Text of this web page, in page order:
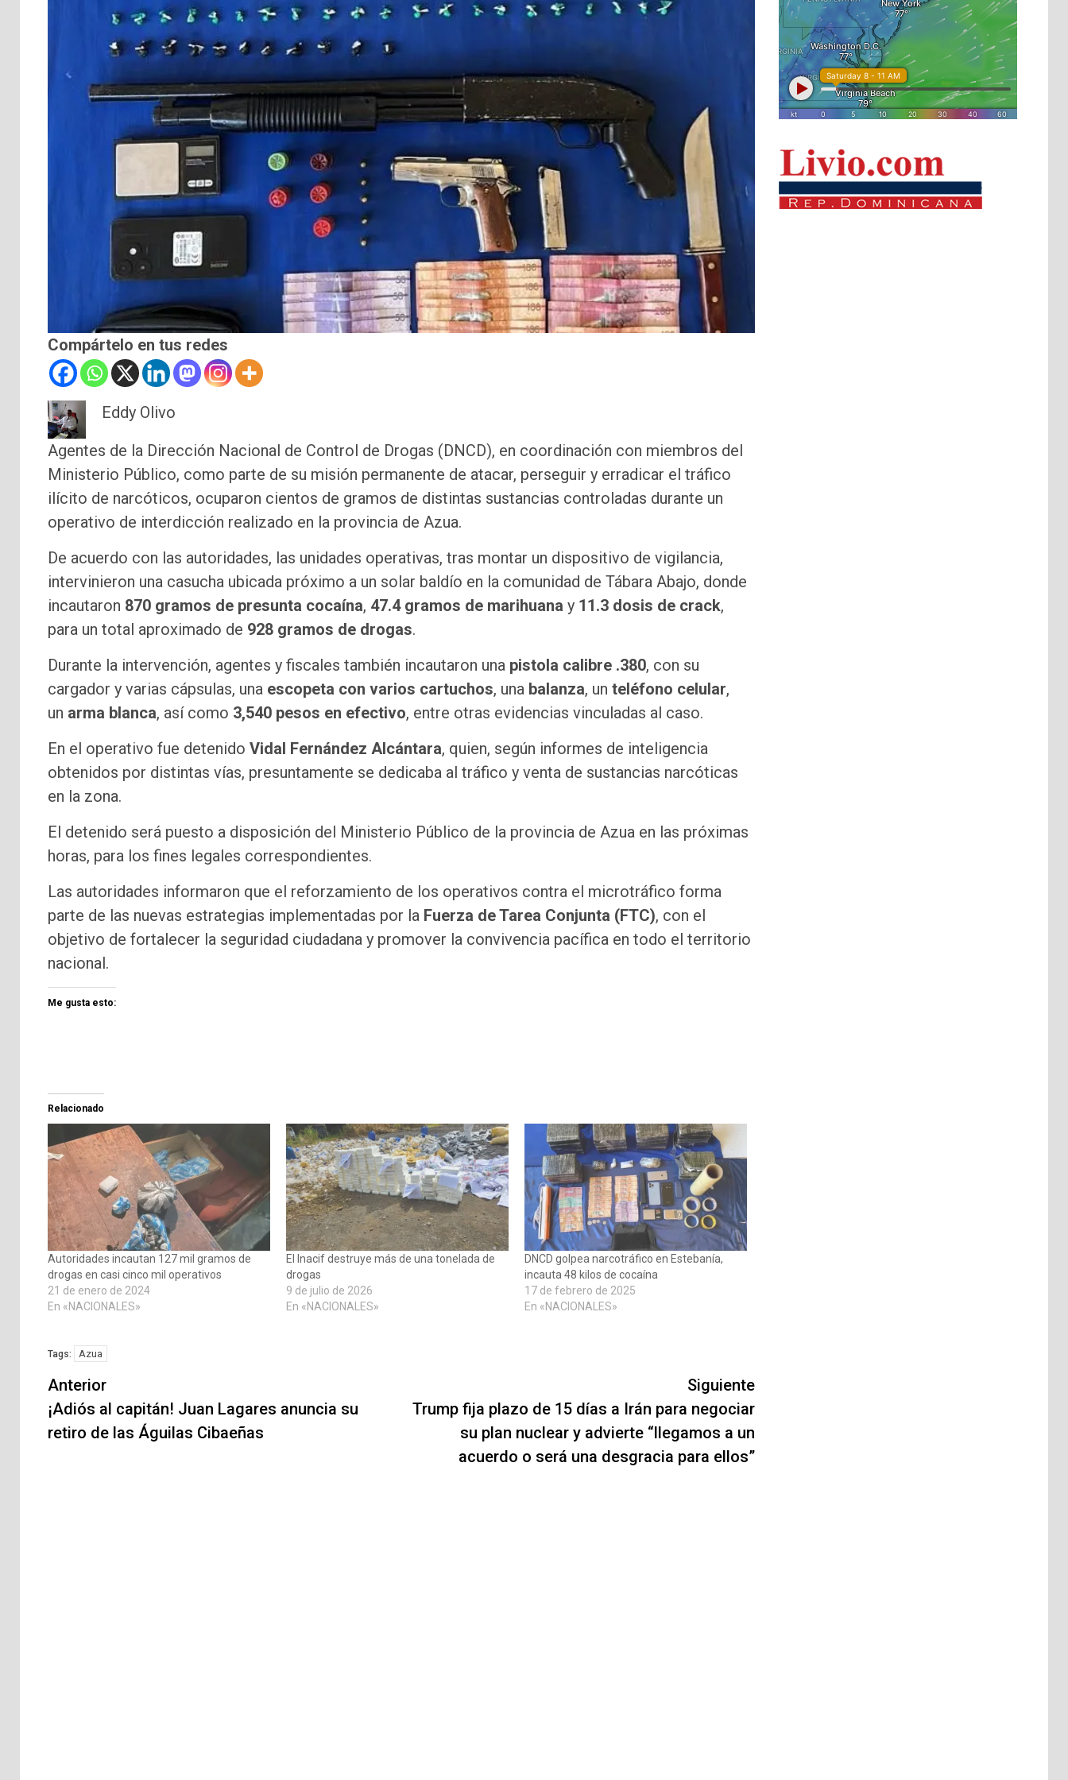
Compártelo en tus redes
Eddy Olivo
Agentes de la Dirección Nacional de Control de Drogas (DNCD), en coordinación con miembros del
Ministerio Público, como parte de su misión permanente de atacar, perseguir y erradicar el tráfico
ilícito de narcóticos, ocuparon cientos de gramos de distintas sustancias controladas durante un
operativo de interdicción realizado en la provincia de Azua.
De acuerdo con las autoridades, las unidades operativas, tras montar un dispositivo de vigilancia,
intervinieron una casucha ubicada próximo a un solar baldío en la comunidad de Tábara Abajo, donde
incautaron 870 gramos de presunta cocaína, 47.4 gramos de marihuana y 11.3 dosis de crack,
para un total aproximado de 928 gramos de drogas.
Durante la intervención, agentes y fiscales también incautaron una pistola calibre .380, con su
cargador y varias cápsulas, una escopeta con varios cartuchos, una balanza, un teléfono celular,
un arma blanca, así como 3,540 pesos en efectivo, entre otras evidencias vinculadas al caso.
En el operativo fue detenido Vidal Fernández Alcántara, quien, según informes de inteligencia
obtenidos por distintas vías, presuntamente se dedicaba al tráfico y venta de sustancias narcóticas
en la zona.
El detenido será puesto a disposición del Ministerio Público de la provincia de Azua en las próximas
horas, para los fines legales correspondientes.
Las autoridades informaron que el reforzamiento de los operativos contra el microtráfico forma
parte de las nuevas estrategias implementadas por la Fuerza de Tarea Conjunta (FTC), con el
objetivo de fortalecer la seguridad ciudadana y promover la convivencia pacífica en todo el territorio
nacional.
Me gusta esto:
Relacionado
Autoridades incautan 127 mil gramos de
drogas en casi cinco mil operativos
21 de enero de 2024
En «NACIONALES»
El Inacif destruye más de una tonelada de
drogas
9 de julio de 2026
En «NACIONALES»
DNCD golpea narcotráfico en Estebanía,
incauta 48 kilos de cocaína
17 de febrero de 2025
En «NACIONALES»
Tags: Azua
Navegación
de
entradas
Anterior
¡Adiós al capitán! Juan Lagares anuncia su
retiro de las Águilas Cibaeñas
Siguiente
Trump fija plazo de 15 días a Irán para negociar
su plan nuclear y advierte “llegamos a un
acuerdo o será una desgracia para ellos”